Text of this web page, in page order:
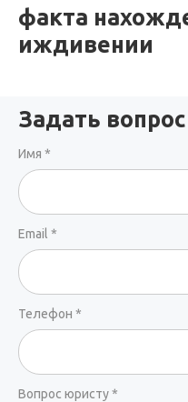
факта
иждивении
Задать
Имя *
Email *
Телефон *
Вопрос юристу*